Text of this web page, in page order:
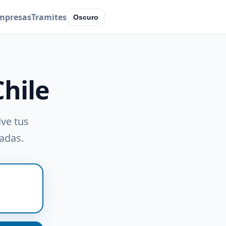
Tramites Oscuro
tus